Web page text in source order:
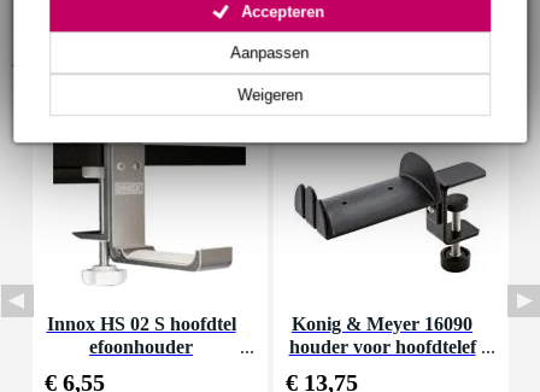
Weigeren
Aanpassen
Accepteren
Innox HS 02 S hoofdtel
efoonhouder
€ 6,55
Konig & Meyer 16090
houder voor hoofdtelef
€ 13,75